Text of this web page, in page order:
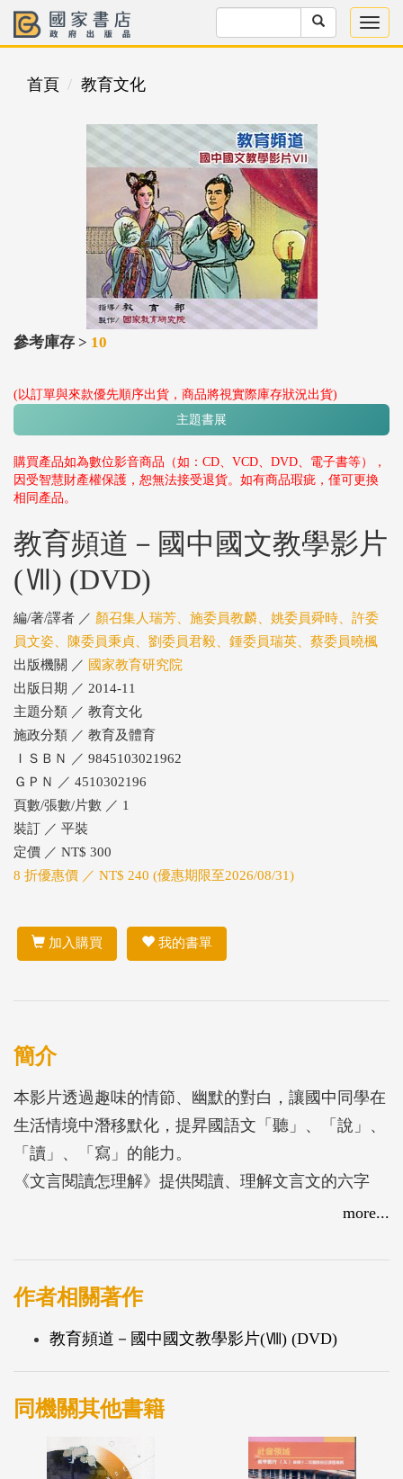
首頁 教育文化
參考庫存 > 10
(以訂單與來款優先順序出貨，商品將視實際庫存狀況出貨)
主題書展
購買產品如為數位影音商品（如：CD、VCD、DVD、電子書等），
因受智慧財產權保護，恕無法接受退貨。如有商品瑕疵，僅可更換
相同產品。
教育頻道－國中國文教學影片
(Ⅶ) (DVD)
編/著/譯者 ／ 顏召集人瑞芳、施委員教麟、姚委員舜時、許委
員文姿、陳委員秉貞、劉委員君毅、鍾委員瑞英、蔡委員曉楓
出版機關 ／ 國家教育研究院
出版日期 ／ 2014-11
主題分類 ／ 教育文化
施政分類 ／ 教育及體育
ＩＳＢＮ ／ 9845103021962
ＧＰＮ ／ 4510302196
頁數/張數/片數 ／ 1
裝訂 ／ 平裝
定價 ／ NT$ 300
8 折優惠價 ／ NT$ 240 (優惠期限至2026/08/31)
加入購買 我的書單
簡介
本影片透過趣味的情節、幽默的對白，讓國中同學在
生活情境中潛移默化，提昇國語文「聽」、「說」、
「讀」、「寫」的能力。
《文言閱讀怎理解》提供閱讀、理解文言文的六字
訣。《元曲雜劇故事多》透過戲劇、動畫，讓你一次
過專家講解示範，要你的字跡徹底「整形」。《人物
形象如在目》告訴你如何從文章中窺見人物的性格。
口語表達與寫作能力。
more...
作者相關著作
教育頻道－國中國文教學影片(Ⅷ) (DVD)
同機關其他書籍